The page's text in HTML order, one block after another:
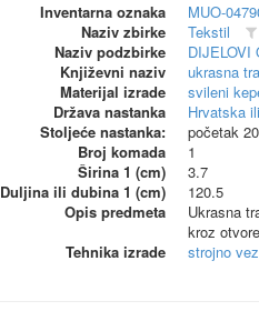
Inventarna oznaka
MUO-
Naziv zbirke
Tekstil
Naziv podzbirke
DIJELOVI
Književni naziv
ukrasna
Materijal izrade
svileni
Država nastanka
Hrvatska
Stoljeće nastanka:
početak 20
Broj komada
1
Širina 1 (cm)
3.7
Duljina ili dubina 1 (cm)
120.5
Opis predmeta
Ukrasna
kroz
Tehnika izrade
strojno